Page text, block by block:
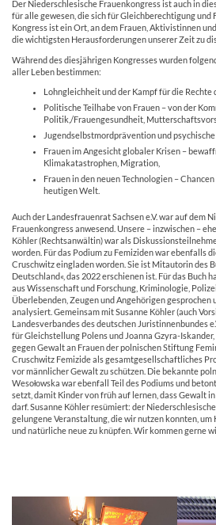
Der Niederschlesische Frauenkongress ist auch in
für alle gewesen, die sich für Gleichberechtigung und
Kongress ist ein Ort, an dem Frauen, Aktivistinnen
die wichtigsten Herausforderungen unserer Zeit zu
Während des diesjährigen Kongresses wurden
aller Leben bestimmen:
Lohngleichheit und der Kampf für die Rechte
Politische Teilhabe von Frauen – von der
Politik,/Frauengesundheit,
Jugendselbstmordprävention und
Frauen im Angesicht globaler Krisen –
Klimakatastrophen, Migration,
Frauen in den neuen Technologien –
heutigen Welt.
Auch der Landesfrauenrat Sachsen e.V. war auf dem
Frauenkongress anwesend. Unsere – inzwischen –
Köhler (Rechtsanwältin) war als
worden. Für das Podium zu Femiziden war ebenfalls
Cruschwitz eingladen worden. Sie ist Mitautorin des
Deutschland«, das 2022 erschienen ist. Für das Buch
aus Wissenschaft und Forschung, Kriminologie,
Überlebenden, Zeugen und Angehörigen gesprochen
analysiert. Gemeinsam mit Susanne Köhler (auch
Landesverbandes des deutschen Juristinnenbundes
für Gleichstellung Polens und Joanna Gzyra-
gegen Gewalt an Frauen der polnischen Stiftung
Cruschwitz Femizide als gesamtgesellschaftliches
vor männlicher Gewalt zu schützen. Die bekannte
Wesołowska war ebenfall Teil des Podiums und
setzt, damit Kinder von früh auf lernen, dass Gewalt
darf. Susanne Köhler resümiert: der
gelungene Veranstaltung, die wir nutzen konnten,
und natürliche neue zu knüpfen. Wir kommen gerne